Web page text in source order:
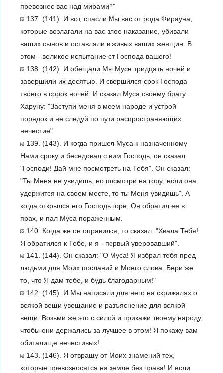
превознес вас над мирами?"
137. (141). И вот, спасли Мы вас от рода Фирауна,
которые возлагали на вас злое наказание, убивали
ваших сынов и оставляли в живых ваших женщин. В
этом - великое испытание от Господа вашего!
138. (142). И обещали Мы Мусе тридцать ночей и
завершили их десятью. И свершился срок Господа
твоего в сорок ночей. И сказал Муса своему брату
Харуну: "Заступи меня в моем народе и устрой
порядок и не следуй по пути распространяющих
нечестие".
139. (143). И когда пришел Муса к назначенному
Нами сроку и беседовал с ним Господь, он сказал:
"Господи! Дай мне посмотреть на Тебя". Он сказал:
"Ты Меня не увидишь, но посмотри на гору; если она
удержится на своем месте, то ты Меня увидишь". А
когда открылся его Господь горе, Он обратил ее в
прах, и пал Муса пораженным.
140. Когда же он оправился, то сказал: "Хвала Тебя!
Я обратился к Тебе, и я - первый уверовавший".
141. (144). Он сказал: "О Муса! Я избрал тебя пред
людьми для Моих посланий и Моего слова. Бери же
то, что Я дам тебе, и будь благодарным!"
142. (145). И Мы написали для него на скрижалях о
всякой вещи увещание и разъяснение для всякой
вещи. Возьми же это с силой и прикажи твоему народу,
чтобы они держались за лучшее в этом! Я покажу вам
обиталище нечестивых!
143. (146). Я отвращу от Моих знамений тех,
которые превозносятся на земле без права! И если